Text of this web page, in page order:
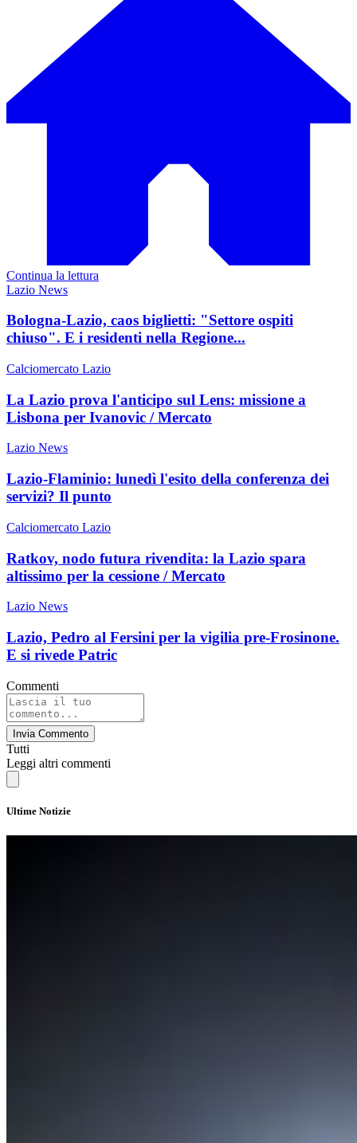
Continua la lettura
Lazio News
Bologna-Lazio, caos biglietti: "Settore ospiti
chiuso". E i residenti nella Regione...
Calciomercato Lazio
La Lazio prova l'anticipo sul Lens: missione a
Lisbona per Ivanovic / Mercato
Lazio News
Lazio-Flaminio: lunedì l'esito della conferenza dei
servizi? Il punto
Calciomercato Lazio
Ratkov, nodo futura rivendita: la Lazio spara
altissimo per la cessione / Mercato
Lazio News
Lazio, Pedro al Fersini per la vigilia pre-Frosinone.
E si rivede Patric
Commenti
Invia Commento
Tutti
Leggi altri commenti
Ultime Notizie